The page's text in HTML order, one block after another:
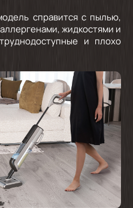
справится с пылью,
жидкостями и
и плохо